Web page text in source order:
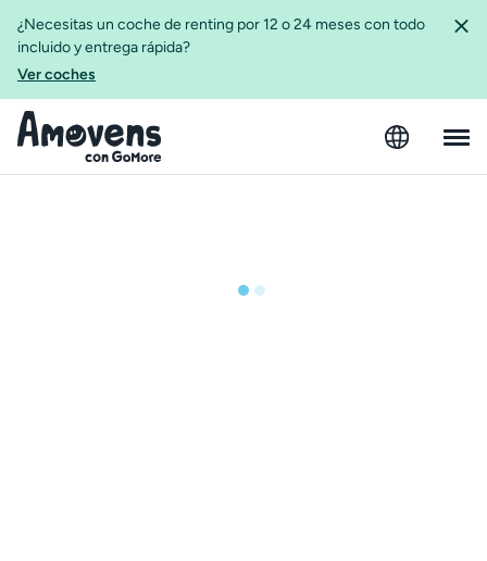
¿Necesitas un coche de renting por 12 o 24 meses con todo
incluido y entrega rápida?
Ver coches